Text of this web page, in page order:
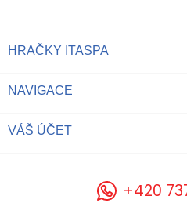
HRAČKY ITASPA
NAVIGACE
VÁŠ ÚČET
+420